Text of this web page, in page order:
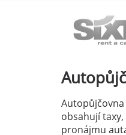
obsahují
pronájmu